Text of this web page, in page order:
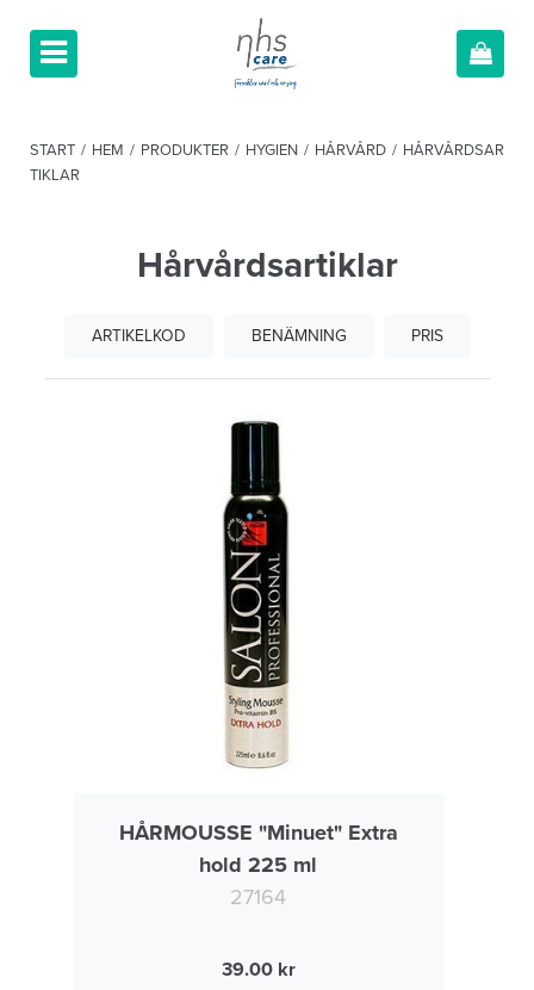
START / HEM / PRODUKTER / HYGIEN / HÅRVÅRD / HÅRVÅRDSAR
TIKLAR
Hårvårdsartiklar
ARTIKELKOD BENÄMNING PRIS
HÅRMOUSSE "Minuet" Extra
hold 225 ml
27164
39.00